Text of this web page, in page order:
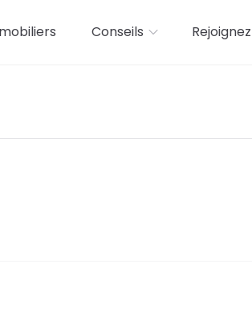
Conseils